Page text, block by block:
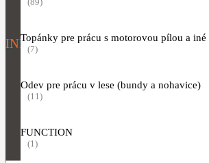
Topánky pre prácu s motorovou pílou a iné
(7)
Odev pre prácu v lese (bundy a nohavice)
(11)
FUNCTION
(1)
INFORMÁCIE K NÁKUPU
Informácie o spracúvaní osobných údajov